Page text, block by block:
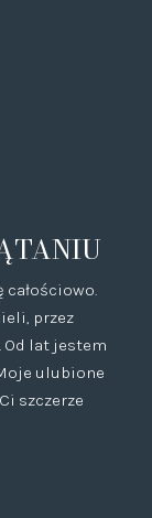
przez
lat jestem
ulubione
szczerze